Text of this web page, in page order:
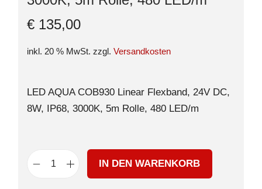
€ 135,00
inkl. 20 % MwSt. zzgl. Versandkosten
LED AQUA COB930 Linear Flexband, 24V DC,
8W, IP68, 3000K, 5m Rolle, 480 LED/m
IN DEN WARENKORB